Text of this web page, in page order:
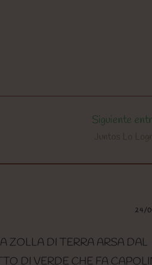
Siguiente
Juntos Lo
24/
ZOLLA DI TERRA ARSA DAL
DI VERDE CHE FA